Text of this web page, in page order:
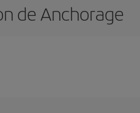
de Anchorage